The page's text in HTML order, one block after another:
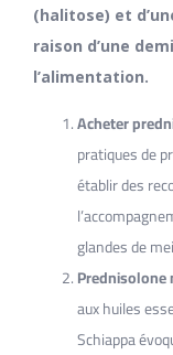
(halitose) et
raison d’une
l’alimentation.
Acheter
pratiques de
établir des
glandes de
Prednisolone
aux huiles
Schiappa